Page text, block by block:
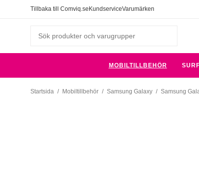
Tillbaka till Comviq.se KundserviceVarumärken
MOBILTILLBEHÖR
Startsida / Mobiltillbehör / Samsung Galaxy / Samsung